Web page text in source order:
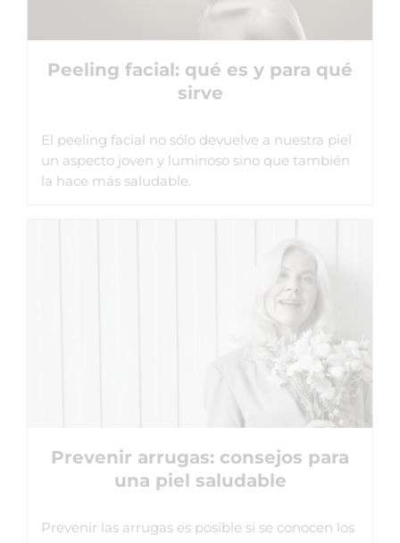
Peeling facial: qué es y para qué
sirve
El peeling facial no sólo devuelve a nuestra piel
un aspecto joven y luminoso sino que también
la hace más saludable.
Prevenir arrugas: consejos para
una piel saludable
Prevenir las arrugas es posible si se conocen los